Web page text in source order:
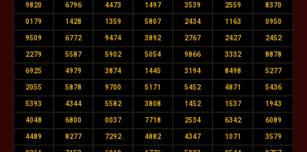
9820 6796 4473 1497 3539 2559 8370
0179 1428 1359 5807 2434 1163 0950
9509 6772 9474 3892 2767 2427 2452
2279 5587 5902 5054 9866 3332 8878
6925 4979 3874 1445 3194 8498 5277
2055 5878 9700 5171 5452 4871 5436
5393 4344 5582 3808 1452 1537 1943
4048 6800 0037 7718 2534 6342 6089
4489 8277 7292 4882 4347 1071 3579